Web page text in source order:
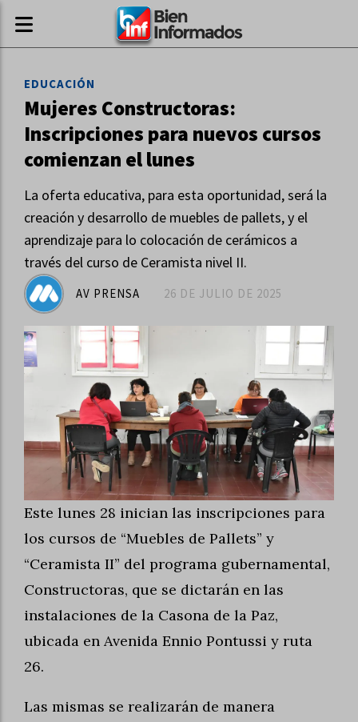
Mujeres Constructoras:
Inscripciones para nuevos cursos
comienzan el lunes
La oferta educativa, para esta oportunidad, será la
creación y desarrollo de muebles de pallets, y el
aprendizaje para lo colocación de cerámicos a
través del curso de Ceramista nivel II.
EDUCACIÓN
26 DE JULIO DE 2025
AV PRENSA
Este lunes 28 inician las inscripciones para
los cursos de “Muebles de Pallets” y
“Ceramista II” del programa gubernamental,
Constructoras, que se dictarán en las
instalaciones de la Casona de la Paz,
ubicada en Avenida Ennio Pontussi y ruta
26.
Las mismas se realizarán de manera